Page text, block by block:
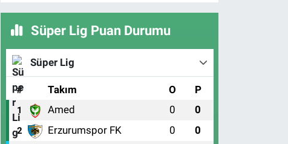
Süper Lig Puan Durumu
Süper Lig
# Takım O P
1 Amed 0 0
2 Erzurumspor FK 0 0